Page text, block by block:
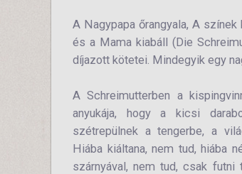
A Nagypapa őrangyala, A
és a Mama kiabáll (Die
díjazott kötetei. Mindegyik egy
A Schreimutterben a
anyukája, hogy a kicsi
szétrepülnek a tengerbe, a
Hiába kiáltana, nem tud, hiába
szárnyával, nem tud, csak